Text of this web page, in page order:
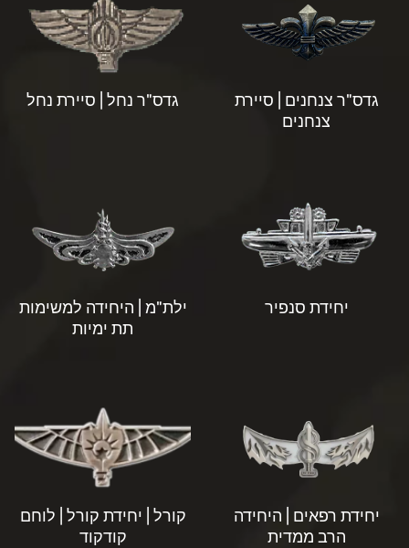
גדס"ר צנחנים | סיירת
צנחנים
גדס"ר נחל | סיירת נחל
יחידת סנפיר
ילת"מ | היחידה למשימות
תת ימיות
יחידת רפאים | היחידה
הרב ממדית
קורל | יחידת קורל | לוחם
קודקוד